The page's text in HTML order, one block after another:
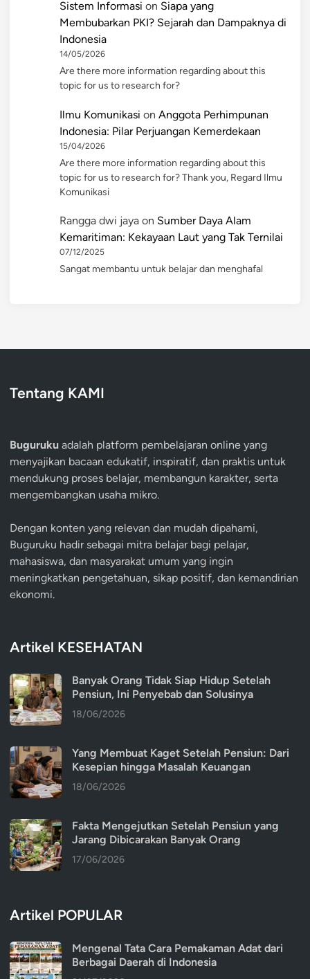
Sistem Informasi on Siapa yang
Membubarkan PKI? Sejarah dan Dampaknya di
Indonesia
14/05/2026
Are there more information regarding about this
topic for us to research for?
Ilmu Komunikasi on Anggota Perhimpunan
Indonesia: Pilar Perjuangan Kemerdekaan
15/04/2026
Are there more information regarding about this
topic for us to research for? Thank you, Regard Ilmu
Komunikasi
Rangga dwi jaya on Sumber Daya Alam
Kemaritiman: Kekayaan Laut yang Tak Ternilai
07/12/2025
Sangat membantu untuk belajar dan menghafal
Tentang KAMI
Buguruku adalah platform pembelajaran online yang
menyajikan bacaan edukatif, inspiratif, dan praktis untuk
mendukung proses belajar, membangun karakter, serta
mengembangkan usaha mikro.
Dengan konten yang relevan dan mudah dipahami,
Buguruku hadir sebagai mitra belajar bagi pelajar,
mahasiswa, dan masyarakat umum yang ingin
meningkatkan pengetahuan, sikap positif, dan kemandirian
ekonomi.
Artikel KESEHATAN
Banyak Orang Tidak Siap Hidup Setelah
Pensiun, Ini Penyebab dan Solusinya
18/06/2026
Yang Membuat Kaget Setelah Pensiun: Dari
Kesepian hingga Masalah Keuangan
18/06/2026
Fakta Mengejutkan Setelah Pensiun yang
Jarang Dibicarakan Banyak Orang
17/06/2026
Artikel POPULAR
Mengenal Tata Cara Pemakaman Adat dari
Berbagai Daerah di Indonesia